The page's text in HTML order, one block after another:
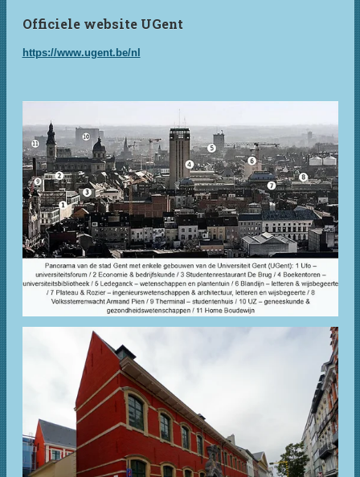
Officiele website UGent
https://www.ugent.be/nl